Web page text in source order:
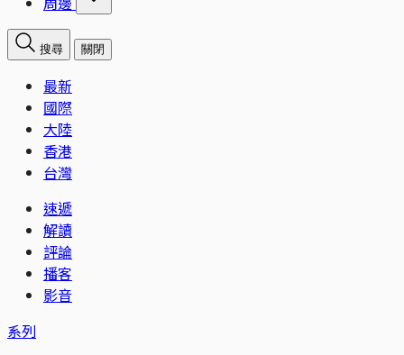
搜尋 關閉
最新
國際
大陸
香港
台灣
速遞
解讀
評論
播客
影音
系列